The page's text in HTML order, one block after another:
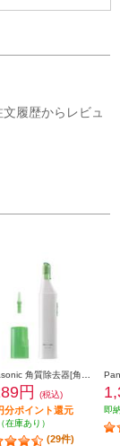
文履歴からレビュ
円 (税込)
分ポイント還元
在庫あり）
(29件)
即